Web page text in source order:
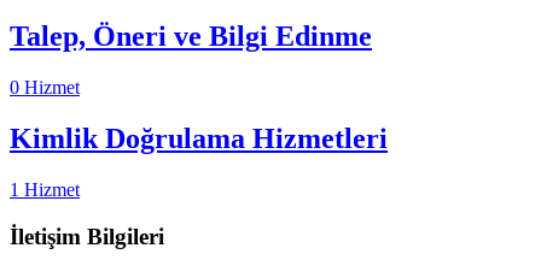
Talep, Öneri ve Bilgi Edinme
0 Hizmet
Kimlik Doğrulama Hizmetleri
1 Hizmet
İletişim Bilgileri